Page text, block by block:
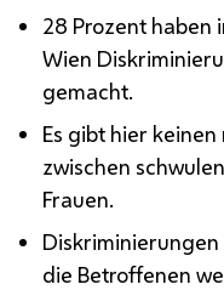
28 Prozent haben
Wien
gemacht.
Es gibt hier
zwischen
Frauen.
die Betroffenen